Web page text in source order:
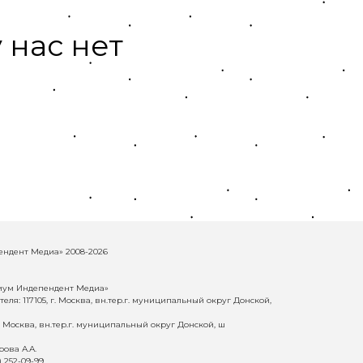
нет
Медиа» 2008-2026
Индепендент Медиа»
117105, г. Москва, вн.тер.г. муниципальный округ Донской,
Москва, вн.тер.г. муниципальный округ Донской, ш
А.А.